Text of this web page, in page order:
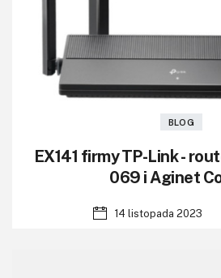
BLOG
EX141 firmy TP-Link -
069 i Aginet
14 listopada 2023